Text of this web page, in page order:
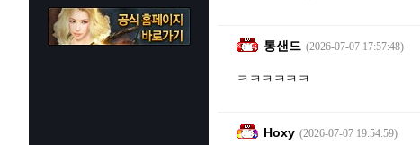
통샌드 (2026-07-07 17:57:48)
ㅋㅋㅋㅋㅋㅋ
Hoxy (2026-07-07 19:54:59)